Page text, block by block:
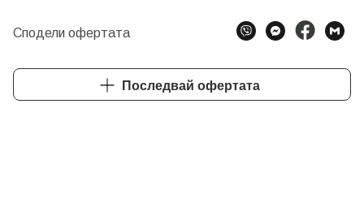
Сподели офертата
Последвай офертата